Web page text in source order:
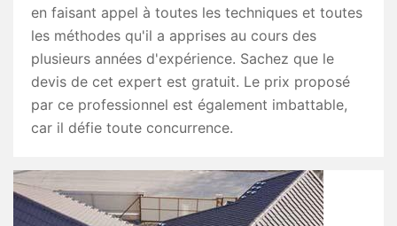
en faisant appel à toutes les techniques et toutes
les méthodes qu'il a apprises au cours des
plusieurs années d'expérience. Sachez que le
devis de cet expert est gratuit. Le prix proposé
par ce professionnel est également imbattable,
car il défie toute concurrence.